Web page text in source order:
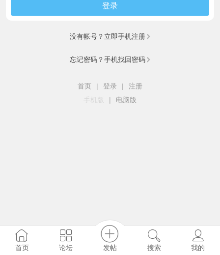
登录
没有帐号？立即手机注册
忘记密码？手机找回密码
首页 | 登录 |
注册
手机版
| 电脑版
首页 论坛 发帖 搜索 我的